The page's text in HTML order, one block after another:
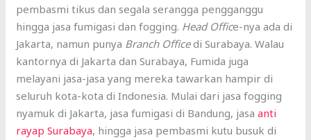
pembasmi tikus dan segala serangga pengganggu
hingga jasa fumigasi dan fogging. Head Office-nya ada di
Jakarta, namun punya Branch Officedi Surabaya. Walau
kantornya di Jakarta dan Surabaya, Fumida juga
melayani jasa-jasa yang mereka tawarkan hampir di
seluruh kota-kota di Indonesia. Mulai dari jasa fogging
nyamuk di Jakarta, jasa fumigasi di Bandung, jasaanti
rayap Surabaya, hingga jasa pembasmi kutu busuk di